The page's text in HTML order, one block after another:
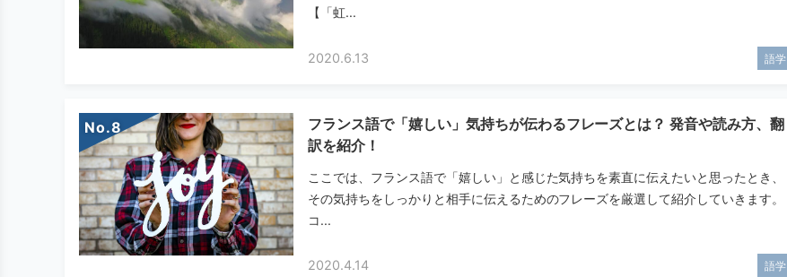
【「虹...
2020.6.13 語学
No.
フランス語で「嬉しい」気持ちが伝わるフレーズとは？ 発音や読み方、翻
訳を紹介！
ここでは、フランス語で「嬉しい」と感じた気持ちを素直に伝えたいと思ったとき、
その気持ちをしっかりと相手に伝えるためのフレーズを厳選して紹介していきます。
コ...
2020.4.14 語学